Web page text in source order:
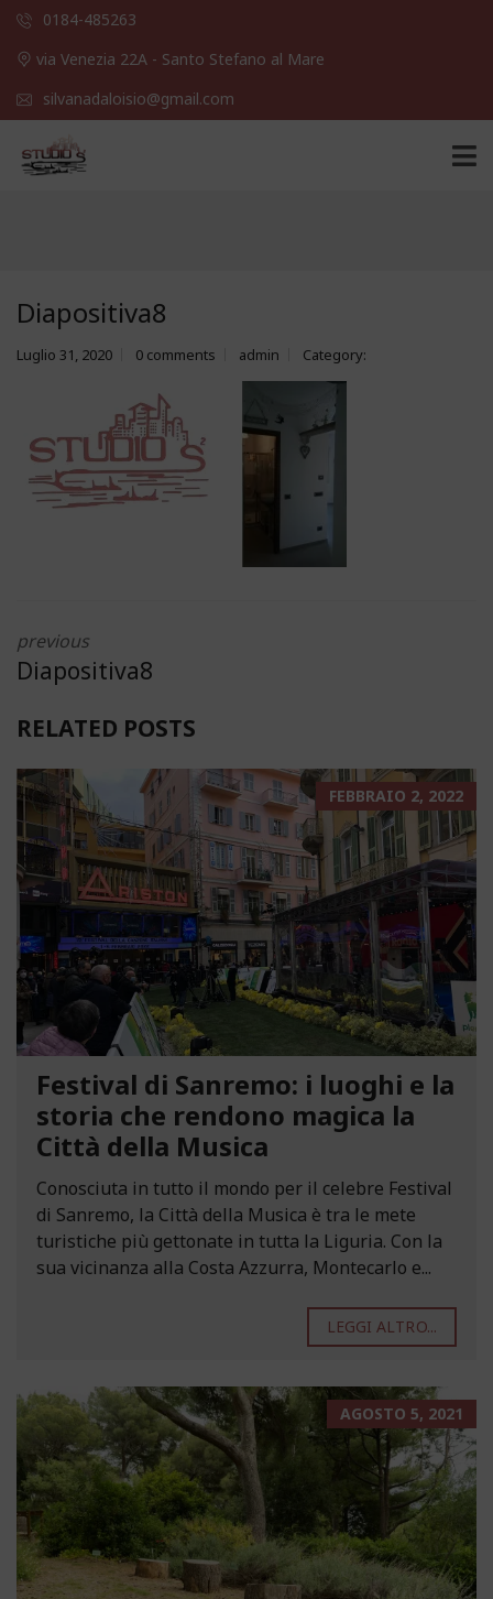
0184-485263
via Venezia 22A - Santo Stefano al Mare
silvanadaloisio@gmail.com
Diapositiva8
Luglio 31, 2020 0 comments admin Category:
previous
Diapositiva8
RELATED POSTS
FEBBRAIO 2, 2022
Festival di Sanremo: i luoghi e la
storia che rendono magica la
Città della Musica
Conosciuta in tutto il mondo per il celebre Festival
di Sanremo, la Città della Musica è tra le mete
turistiche più gettonate in tutta la Liguria. Con la
sua vicinanza alla Costa Azzurra, Montecarlo e...
LEGGI ALTRO...
AGOSTO 5, 2021